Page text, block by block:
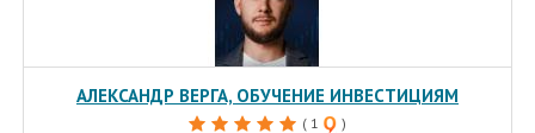
АЛЕКСАНДР ВЕРГА, ОБУЧЕНИЕ ИНВЕСТИЦИЯМ
( 1 )